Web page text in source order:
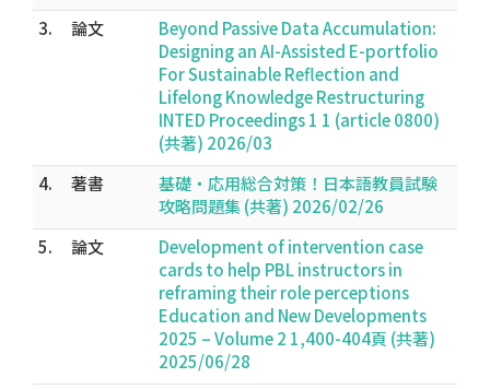
3.
論文
Beyond Passive Data Accumulation:
Designing an AI-Assisted E-portfolio
For Sustainable Reflection and
Lifelong Knowledge Restructuring
INTED Proceedings 1 1 (article 0800)
(共著) 2026/03
4.
著書
基礎・応用総合対策！日本語教員試験
攻略問題集 (共著) 2026/02/26
5.
論文
Development of intervention case
cards to help PBL instructors in
reframing their role perceptions
Education and New Developments
2025 – Volume 2 1,400-404頁 (共著)
2025/06/28